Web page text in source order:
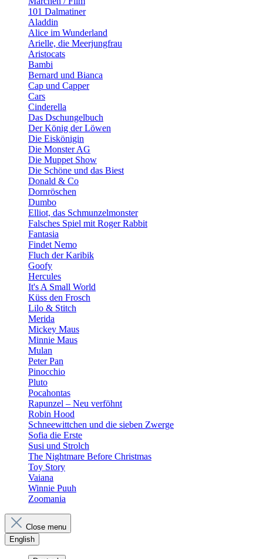
101 Dalmatiner
Aladdin
Alice im Wunderland
Arielle, die Meerjungfrau
Aristocats
Bambi
Bernard und Bianca
Cap und Capper
Cars
Cinderella
Das Dschungelbuch
Der König der Löwen
Die Eiskönigin
Die Monster AG
Die Muppet Show
Die Schöne und das Biest
Donald & Co
Dornröschen
Dumbo
Elliot, das Schmunzelmonster
Falsches Spiel mit Roger Rabbit
Fantasia
Findet Nemo
Fluch der Karibik
Goofy
Hercules
It's A Small World
Küss den Frosch
Lilo & Stitch
Merida
Mickey Maus
Minnie Maus
Mulan
Peter Pan
Pinocchio
Pluto
Pocahontas
Rapunzel – Neu verföhnt
Robin Hood
Schneewittchen und die sieben Zwerge
Sofia die Erste
Susi und Strolch
The Nightmare Before Christmas
Toy Story
Vaiana
Winnie Puuh
Zoomania
Close menu
English